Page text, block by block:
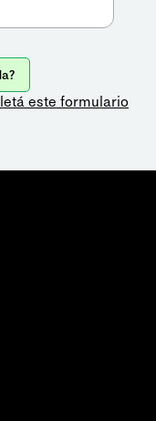
este formulario